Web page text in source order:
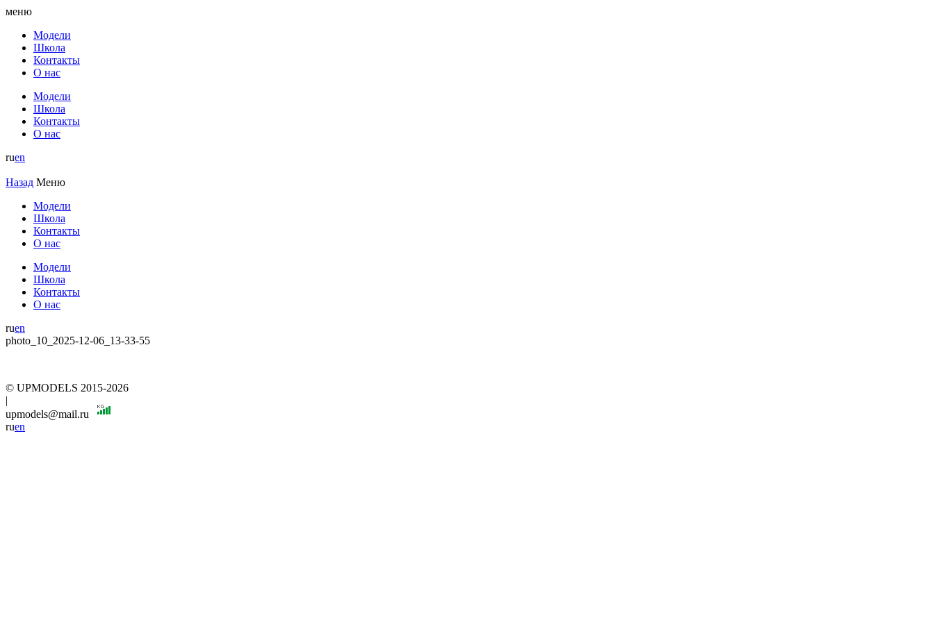
меню
Модели
Школа
Контакты
О нас
Модели
Школа
Контакты
О нас
ruen
Назад Меню
Модели
Школа
Контакты
О нас
Модели
Школа
Контакты
О нас
ruen
photo_10_2025-12-06_13-33-55
© UPMODELS 2015-2026
|
upmodels@mail.ru
ruen